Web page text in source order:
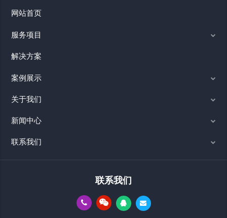
网站首页
服务项目
解决方案
案例展示
关于我们
新闻中心
联系我们
联系我们